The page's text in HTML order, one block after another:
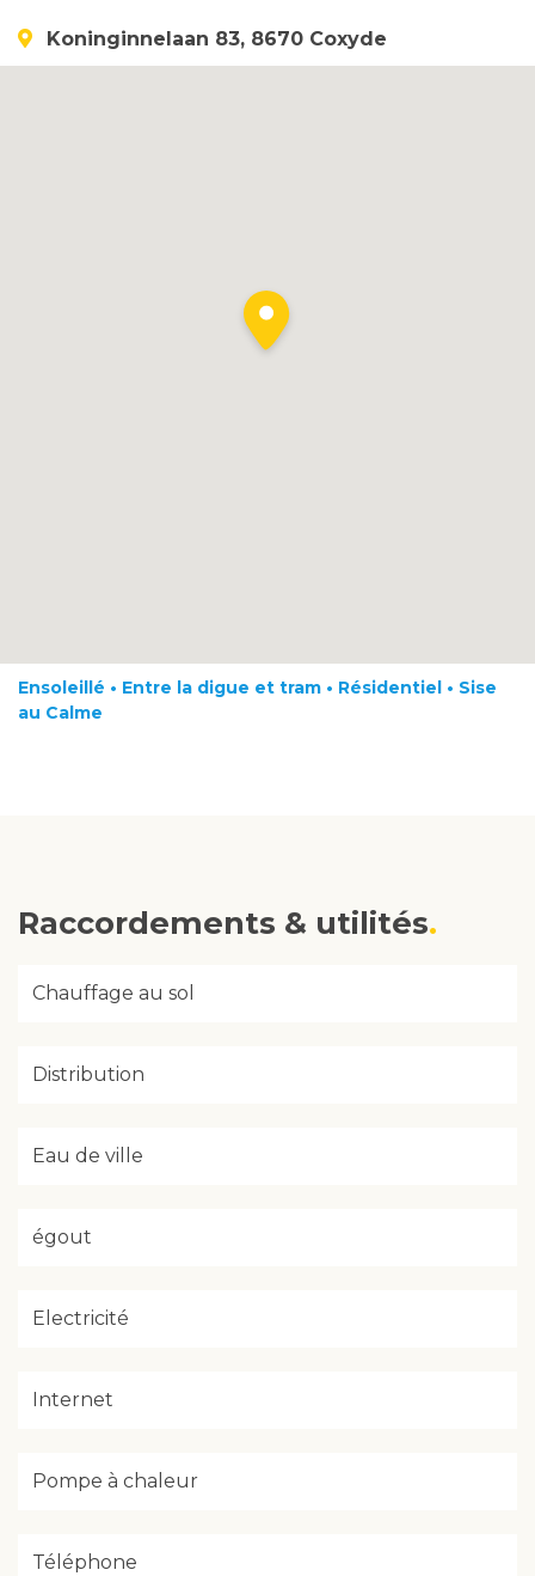
Koninginnelaan 83, 8670 Coxyde
Ensoleillé • Entre la digue et tram • Résidentiel • Sise
au Calme
Raccordements & utilités
Chauffage au sol
Distribution
Eau de ville
égout
Electricité
Internet
Pompe à chaleur
Téléphone